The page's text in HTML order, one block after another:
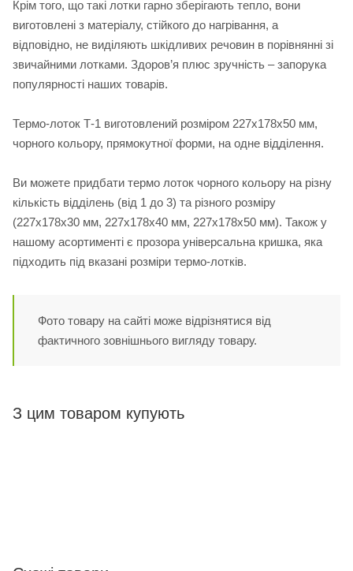
Крім того, що такі лотки гарно зберігають тепло, вони
виготовлені з матеріалу, стійкого до нагрівання, а
відповідно, не виділяють шкідливих речовин в порівнянні зі
звичайними лотками. Здоров’я плюс зручність – запорука
популярності наших товарів.
Термо-лоток Т-1 виготовлений розміром 227х178х50 мм,
чорного кольору, прямокутної форми, на одне відділення.
Ви можете придбати термо лоток чорного кольору на різну
кількість відділень (від 1 до 3) та різного розміру
(227х178х30 мм, 227х178х40 мм, 227х178х50 мм). Також у
нашому асортименті є прозора універсальна кришка, яка
підходить під вказані розміри термо-лотків.
Фото товару на сайті може відрізнятися від
фактичного зовнішнього вигляду товару.
З цим товаром купують